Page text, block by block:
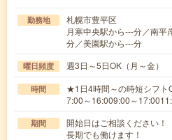
勤務地
札幌市豊平区
月寒中央駅から---分／南
分／美園駅から---分
曜日頻度 週3日～5日OK（月～金
時間
★1日4時間～の時短シフト
7:00～16:009:00～
期間
開始日はご相談ください
長期でも働けます！